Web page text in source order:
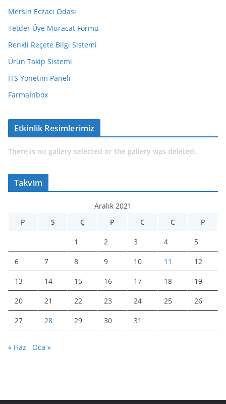
Mersin Eczacı Odası
Tetder Üye Müracat Formu
Renkli Reçete Bilgi Sistemi
Ürün Takip Sistemi
İTS Yönetim Paneli
Farmaİnbox
Etkinlik Resimlerimiz
There is no gallery selected or the gallery was deleted.
Takvim
Aralık 2021
P
S Ç P C C P
1 2 3 4 5
6 7 8 9 10 11 12
13 14 15 16 17 18 19
20 21 22 23 24 25 26
27 28 29 30 31
« Haz Oca »